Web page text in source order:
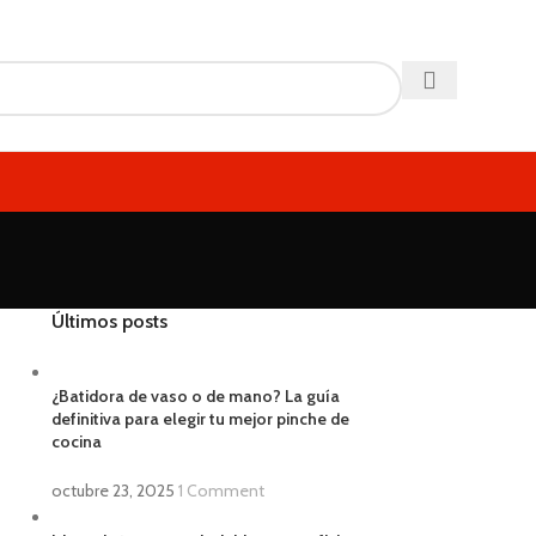
Últimos posts
¿Batidora de vaso o de mano? La guía
definitiva para elegir tu mejor pinche de
cocina
octubre 23, 2025 1 Comment